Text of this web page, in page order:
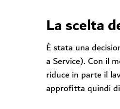
La scelta
È stata una
a Service). Con il
riduce in parte il
approfitta quindi